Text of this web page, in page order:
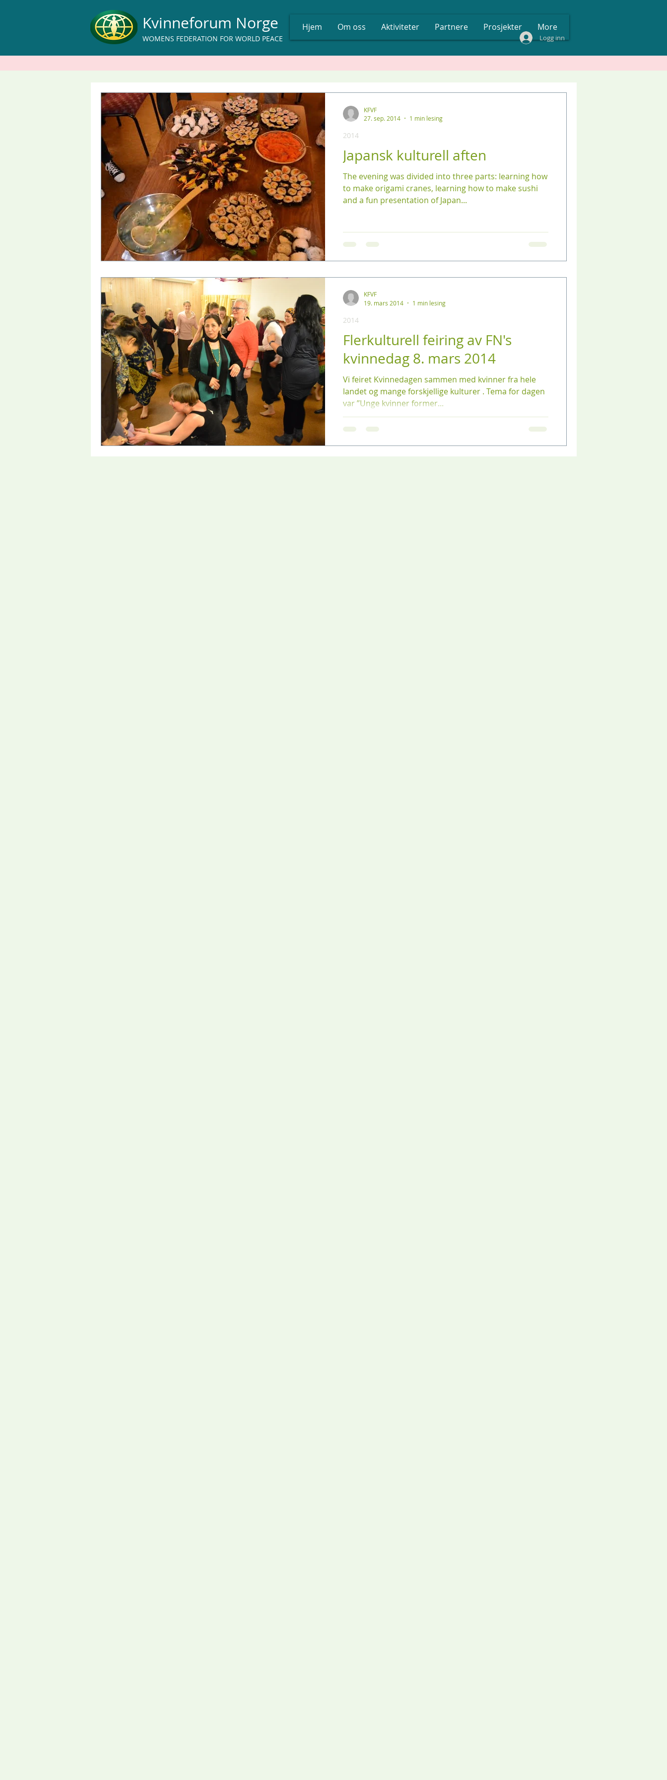
Kvinneforum Norge
WOMENS FEDERATION FOR WORLD PEACE
Hjem Om oss Aktiviteter Partnere Prosjekter More
Logg inn
Japansk kulturell aften
The evening was divided into three parts: learning how
to make origami cranes, learning how to make sushi
and a fun presentation of Japan...
2014
KFVF
27. sep. 2014
1 min lesing
Flerkulturell feiring av FN's
kvinnedag 8. mars 2014
Vi feiret Kvinnedagen sammen med kvinner fra hele
landet og mange forskjellige kulturer . Tema for dagen
var ”Unge kvinner former...
2014
KFVF
19. mars 2014
1 min lesing